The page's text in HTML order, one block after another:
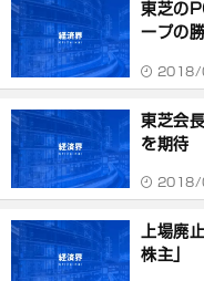
東芝の
ープの
東芝会
を期待
上場廃
株主」